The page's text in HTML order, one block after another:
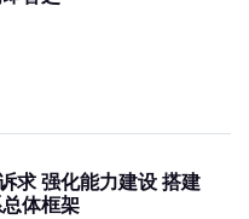
求 强化能力建设 搭建
体框架